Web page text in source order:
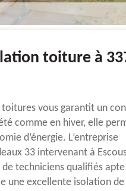
toiture à
toitures vous garantit un
comme en hiver, elle
d’énergie. L’entreprise
33 intervenant à
de techniciens qualifiés apte
une excellente isolation de